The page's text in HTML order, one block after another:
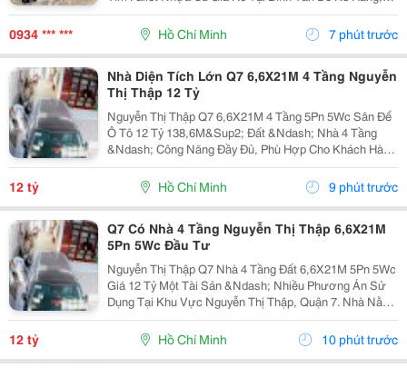
Chứa Hàng, Lưu Kho Hoặc Vận Chuyển Nhưng Muốn
Tiết Kiệm Chi Phí? Đừng Bỏ Qua Nguồn Pallet Nhựa...
0934 *** *** Hồ Chí Minh 7 phút trước
Nhà Diện Tích Lớn Q7 6,6X21M 4 Tầng Nguyễn
Thị Thập 12 Tỷ
Nguyễn Thị Thập Q7 6,6X21M 4 Tầng 5Pn 5Wc Sân Để
Ô Tô 12 Tỷ 138,6M&Sup2; Đất &Ndash; Nhà 4 Tầng
&Ndash; Công Năng Đầy Đủ, Phù Hợp Cho Khách Hàng
Mua Để Ở Hoặc Tìm Tài Sản Có Thể Khai Thác Lâu Dài
Tại Quận 7. Căn Nhà Có Khuôn Đất 6,6 X 21M, Xây
Dựng...
12 tỷ Hồ Chí Minh 9 phút trước
Q7 Có Nhà 4 Tầng Nguyễn Thị Thập 6,6X21M
5Pn 5Wc Đầu Tư
Nguyễn Thị Thập Q7 Nhà 4 Tầng Đất 6,6X21M 5Pn 5Wc
Giá 12 Tỷ Một Tài Sản &Ndash; Nhiều Phương Án Sử
Dụng Tại Khu Vực Nguyễn Thị Thập, Quận 7. Nhà Nằm
Trên Khu Đất 6,6 X 21M, Diện Tích 138,6M&Sup2;, Xây
Dựng 4 Tầng Với 5 Phòng Ngủ Và 5 Toilet. Phía...
12 tỷ Hồ Chí Minh 10 phút trước